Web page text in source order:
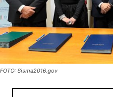
FOTO: Sisma2016.gov